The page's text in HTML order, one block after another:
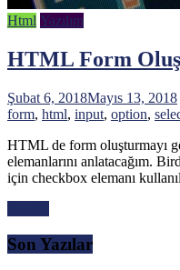
Html Yazılım
HTML Form
Şubat 6, 2018Mayıs 13, 2018
form, html, input, option,
HTML de form oluşturmayı
elemanlarını anlatacağım.
için checkbox elemanı
Son Yazılar